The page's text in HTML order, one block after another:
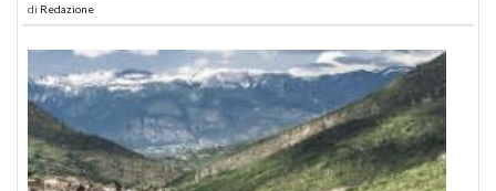
di Redazione